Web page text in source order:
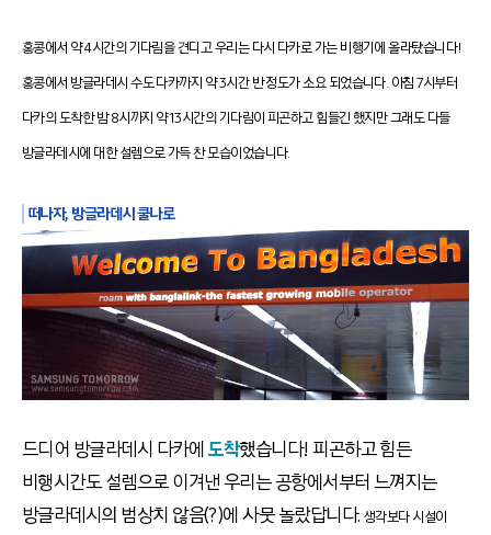
홍콩에서 약 4시간의 기다림을 견디고 우리는 다시 다카로 가는 비행기에 올라탔습니다!
홍콩에서 방글라데시 수도 다카까지 약 3시간 반 정도가 소요 되었습니다. 아침 7시부터
다카의 도착한 밤 8시까지 약 13시간의 기다림이 피곤하고 힘들긴 했지만 그래도 다들
방글라데시에 대한 설렘으로 가득 찬 모습이었습니다.
떠나자, 방글라데시 쿨나로
드디어 방글라데시 다카에도착했습니다! 피곤하고 힘든
비행시간도 설렘으로 이겨낸 우리는 공항에서부터 느껴지는
방글라데시의 범상치 않음(?)에 사뭇 놀랐답니다. 생각보다 시설이